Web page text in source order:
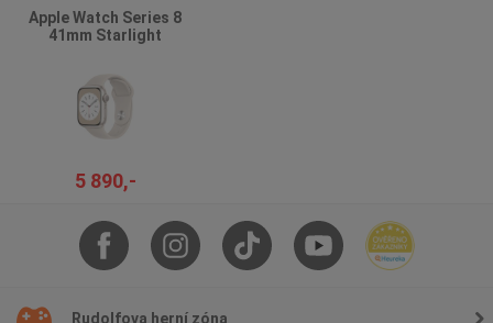
Apple Watch Series 8
41mm Starlight
5 890,-
Rudolfova herní zóna